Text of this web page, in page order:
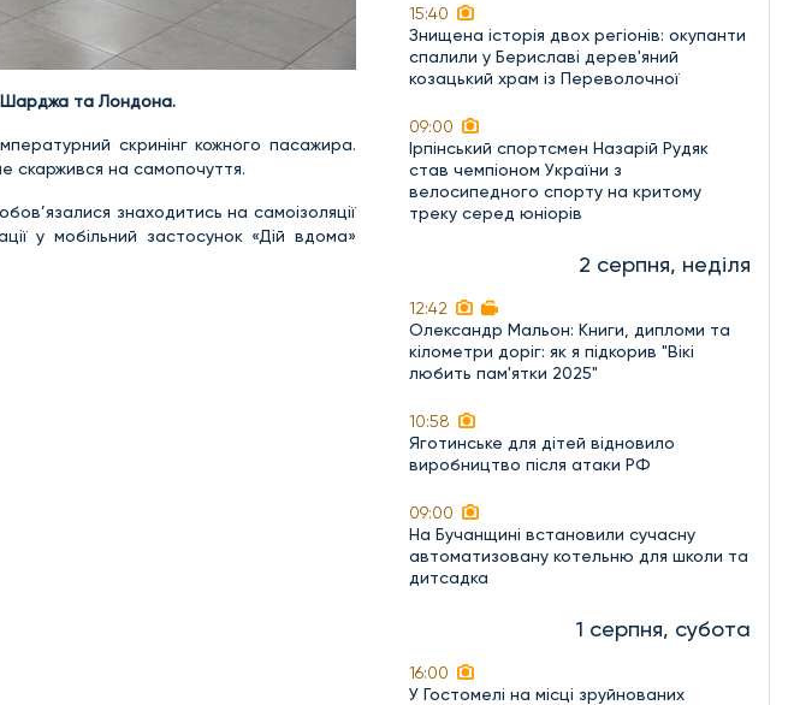
та Лондона.
скринінг кожного пасажира.
скаржився на самопочуття.
знаходитись на самоізоляції
у мобільний застосунок «Дій вдома»
15:40
Знищена історія двох регіонів: окупанти
спалили у Бериславі дерев'яний
козацький храм із Переволочної
09:00
Ірпінський спортсмен Назарій Рудяк
став чемпіоном України з
велосипедного спорту на критому
треку серед юніорів
2 серпня, неділя
12:42
Олександр Мальон: Книги, дипломи та
кілометри доріг: як я підкорив "Вікі
любить пам'ятки 2025"
10:58
Яготинське для дітей відновило
виробництво після атаки РФ
09:00
На Бучанщині встановили сучасну
автоматизовану котельню для школи та
дитсадка
1 серпня, субота
16:00
У Гостомелі на місці зруйнованих